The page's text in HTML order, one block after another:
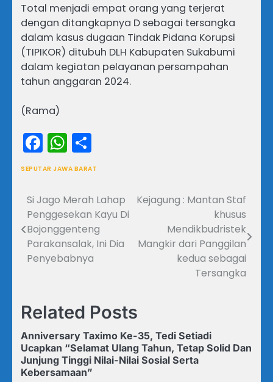
Total menjadi empat orang yang terjerat
dengan ditangkapnya D sebagai tersangka
dalam kasus dugaan Tindak Pidana Korupsi
(TIPIKOR) ditubuh DLH Kabupaten Sukabumi
dalam kegiatan pelayanan persampahan
tahun anggaran 2024.
(Rama)
Facebook
WhatsApp
SEPUTAR JAWA BARAT
Navigasi
pos
Si Jago Merah Lahap
Penggesekan Kayu Di
Bojonggenteng
Parakansalak, Ini Dia
Penyebabnya
Kejagung : Mantan Staf
khusus
Mendikbudristek
Mangkir dari Panggilan
kedua sebagai
Tersangka
Related Posts
Anniversary Taximo Ke-35, Tedi Setiadi
Ucapkan “Selamat Ulang Tahun, Tetap Solid Dan
Junjung Tinggi Nilai-Nilai Sosial Serta
Kebersamaan”